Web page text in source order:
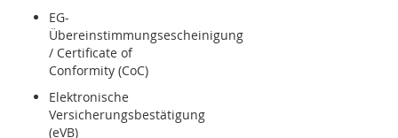
EG-
Übereinstimmungsescheinigung
/ Certificate of
Conformity (CoC)
Elektronische
Versicherungsbestätigung
(eVB)